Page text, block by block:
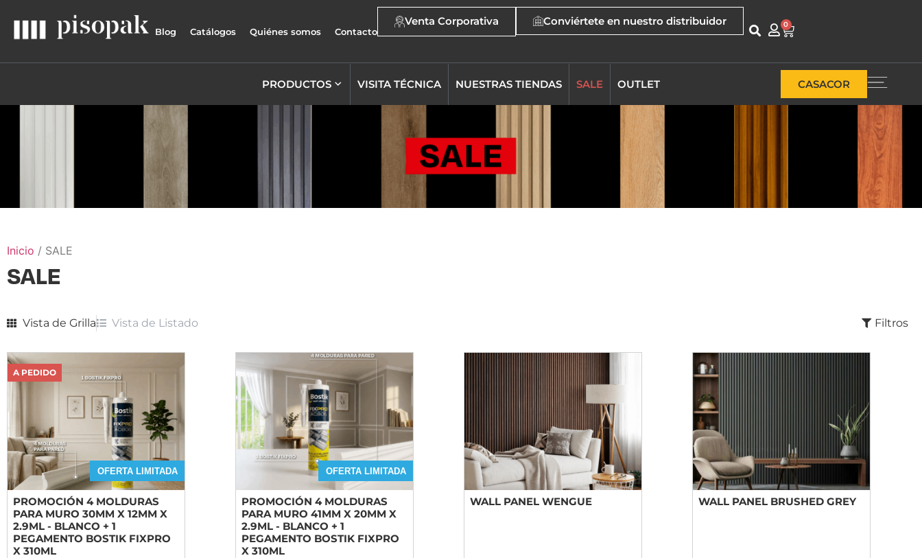
Blog Catálogos Quiénes somos Contacto
Venta Corporativa Conviértete en nuestro distribuidor 0
PRODUCTOS VISITA TÉCNICA NUESTRAS TIENDAS SALE OUTLET CASACOR
Inicio / SALE
SALE
Vista de Grilla Vista de Listado Filtros
A PEDIDO
OFERTA LIMITADA
PROMOCIÓN 4 MOLDURAS
PARA MURO 30MM X 12MM X
2.9ML - BLANCO + 1
PEGAMENTO BOSTIK FIXPRO
X 310ML
OFERTA LIMITADA
PROMOCIÓN 4 MOLDURAS
PARA MURO 41MM X 20MM X
2.9ML - BLANCO + 1
PEGAMENTO BOSTIK FIXPRO
X 310ML
WALL PANEL WENGUE WALL PANEL BRUSHED GREY